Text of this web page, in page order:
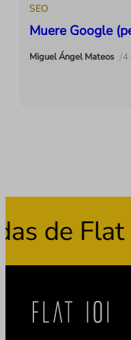
SEO
Muere Google
Miguel Ángel Mateos /4
Flat